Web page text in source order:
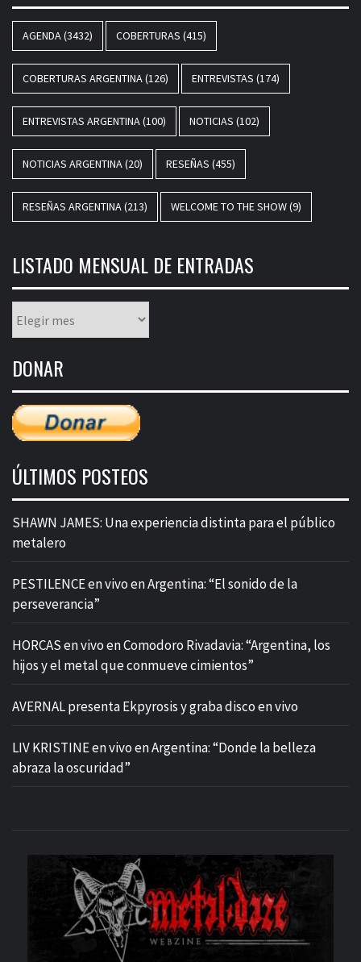
AGENDA(3432) COBERTURAS (415)
COBERTURAS ARGENTINA(126) ENTREVISTAS (174)
ENTREVISTAS ARGENTINA(100) NOTICIAS (102)
NOTICIAS ARGENTINA(20) RESEÑAS (455)
RESEÑAS ARGENTINA(213) WELCOME TO THE SHOW(9)
LISTADO MENSUAL DE ENTRADAS
mensual
entradas
DONAR
ÚLTIMOS POSTEOS
SHAWN JAMES: Una experiencia distinta para el público
metalero
PESTILENCE en vivo en Argentina: “El sonido de la
perseverancia”
HORCAS en vivo en Comodoro Rivadavia: “Argentina, los
hijos y el metal que conmueve cimientos”
AVERNAL presenta Ekpyrosis y graba disco en vivo
LIV KRISTINE en vivo en Argentina: “Donde la belleza
abraza la oscuridad”